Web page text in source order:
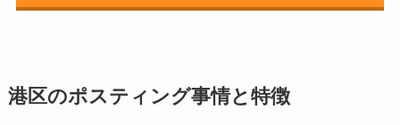
港区のポスティング事情と特徴